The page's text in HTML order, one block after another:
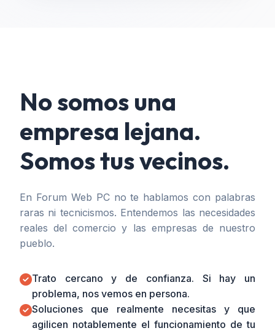
No somos una
empresa lejana.
Somos tus vecinos.
En Forum Web PC no te hablamos con palabras
raras ni tecnicismos. Entendemos las necesidades
reales del comercio y las empresas de nuestro
pueblo.
Trato cercano y de confianza. Si hay un
problema, nos vemos en persona.
Soluciones que realmente necesitas y que
agilicen notablemente el funcionamiento de tu